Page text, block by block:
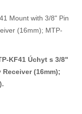
Mount with 3/8" Pin
(16mm); MTP-
KF41 Úchyt s 3/8"
(16mm);